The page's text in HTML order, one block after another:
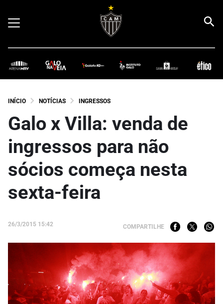
INÍCIO NOTÍCIAS INGRESSOS
Galo x Villa: venda de
ingressos para não
sócios começa nesta
sexta-feira
26/3/2015 15:42 COMPARTILHE